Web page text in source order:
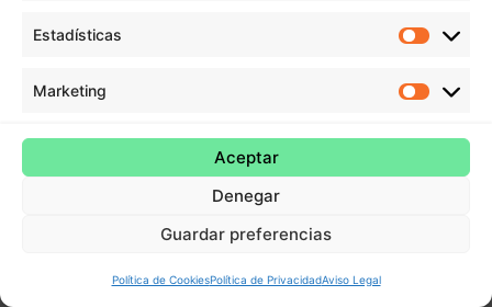
Estadísticas
Marketing
Aceptar
Denegar
Guardar preferencias
Política de CookiesPolítica de PrivacidadAviso Legal